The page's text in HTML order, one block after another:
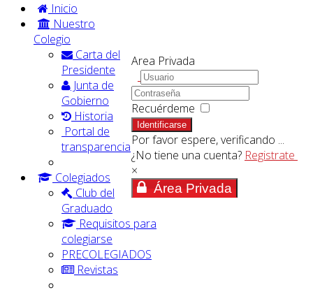
Area Privada
Recuérdeme
Identificarse
Por favor espere, verificando ...
¿No tiene una cuenta? Registrate
×
Área Privada
Inicio
Nuestro
Colegio
Carta del
Presidente
Junta de
Gobierno
Historia
Portal de
transparencia
Colegiados
Club del
Graduado
Requisitos para
colegiarse
PRECOLEGIADOS
Revistas